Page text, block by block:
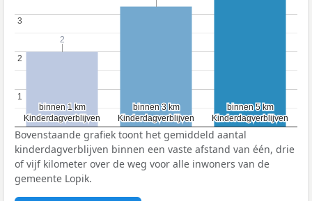
Kinderdagverblijven
Kinderdagverblijven
binnen 1 km
binnen 1 km
Kinderdagverblijven
Kinderdagverblijven
binnen 3 km
binnen 3 km
Kinderdagverblijven
Kinderdagverblijven
binnen 5 km
binnen 5 km
11
2
2
3
3
2
2
Bovenstaande grafiek toont het gemiddeld aantal
kinderdagverblijven binnen een vaste afstand van één, drie
of vijf kilometer over de weg voor alle inwoners van de
gemeente Lopik.